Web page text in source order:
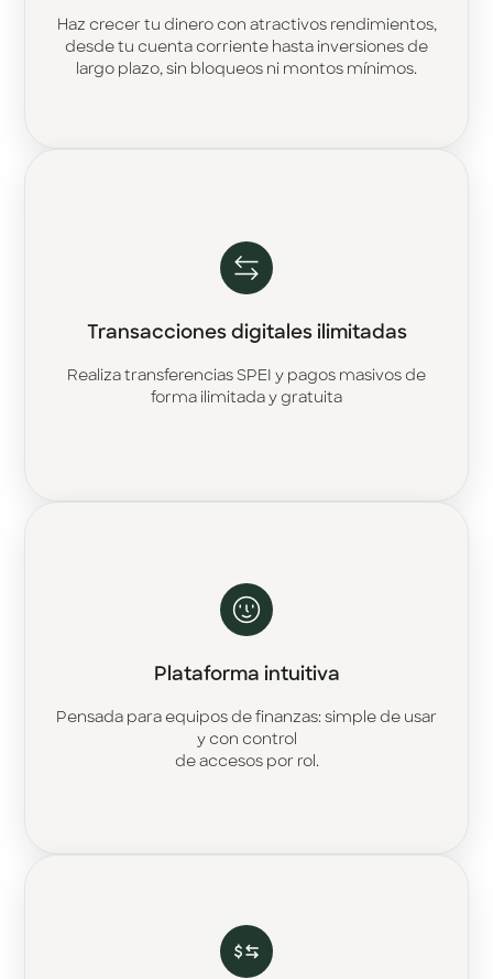
Haz crecer tu dinero con atractivos rendimientos,
desde tu cuenta corriente hasta inversiones de
largo plazo, sin bloqueos ni montos mínimos.
Transacciones digitales ilimitadas
Realiza transferencias SPEI y pagos masivos de
forma ilimitada y gratuita
Plataforma intuitiva
Pensada para equipos de finanzas: simple de usar
y con control
de accesos por rol.